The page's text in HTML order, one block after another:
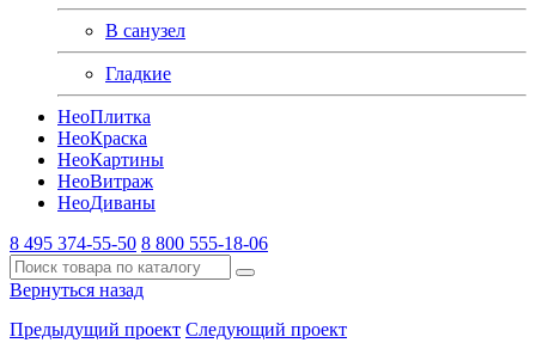
В санузел
Гладкие
НеоПлитка
НеоКраска
НеоКартины
НеоВитраж
НеоДиваны
8 495 374-55-50 8 800 555-18-06
Вернуться назад
Предыдущий проект Следующий проект